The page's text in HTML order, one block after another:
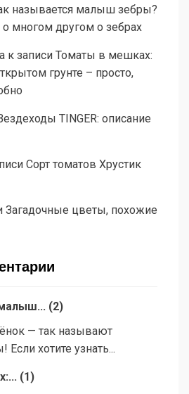
называется малыш зебры?
о многом другом о зебрах
к записи Томаты в мешках:
грунте – просто,
TINGER: описание
Сорт томатов Хрустик
Загадочные цветы, похожие
(2)
— так называют
хотите узнать...
(1 )